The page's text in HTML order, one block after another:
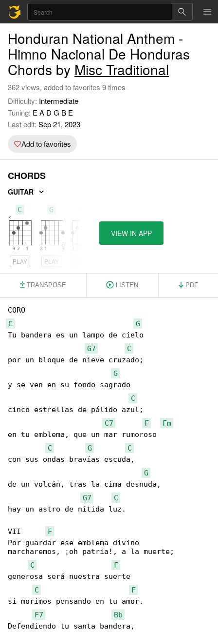
Honduran National Anthem -
Himno Nacional De Honduras
Chords by Misc Traditional
362 views, added to favorites 9 times
Difficulty: Intermediate
Tuning: E A D G B E
Last edit: Sep 21, 2023
Add to favorites
CHORDS
GUITAR
C
PLAY
G
PLAY
VIEW IN APP
TRANSPOSE LISTEN PDF
C
G
Tu bandera es un lampo de cielo
G7
C
por un bloque de nieve cruzado;
G
y se ven en su fondo sagrado
C
cinco estrellas de pálido azul;
C7
F
Fm
en tu emblema, que un mar rumoroso
C
G
C
con sus ondas bravías escuda,
G
de un volcán, tras la cima desnuda,
G7
C
hay un astro de nítida luz.
VII
F
Por guardar ese emblema divino
marcharemos, ¡oh patria!, a la muerte;
C
F
generosa será nuestra suerte
C
F
si morimos pensando en tu amor.
F7
Bb
Defendiendo tu santa bandera,